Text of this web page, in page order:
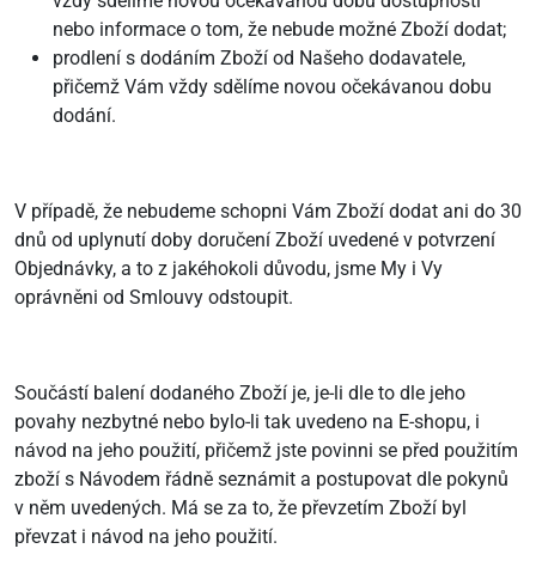
nebo informace o tom, že nebude možné Zboží dodat;
prodlení s dodáním Zboží od Našeho dodavatele,
přičemž Vám vždy sdělíme novou očekávanou dobu
dodání.
V případě, že nebudeme schopni Vám Zboží dodat ani do 30
dnů od uplynutí doby doručení Zboží uvedené v potvrzení
Objednávky, a to z jakéhokoli důvodu, jsme My i Vy
oprávněni od Smlouvy odstoupit.
Součástí balení dodaného Zboží je, je-li dle to dle jeho
povahy nezbytné nebo bylo-li tak uvedeno na E-shopu, i
návod na jeho použití, přičemž jste povinni se před použitím
zboží s Návodem řádně seznámit a postupovat dle pokynů
v něm uvedených. Má se za to, že převzetím Zboží byl
převzat i návod na jeho použití.